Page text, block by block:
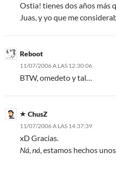
Ostia! tienes dos años más
Juas, y yo que me
Reboot
11/07/2006 A LAS 12:30:06
BTW, omedeto y tal…
ChusZ
11/07/2006 A LAS 14:37:39
xD Gracias.
Ná,ná, estamos hechos